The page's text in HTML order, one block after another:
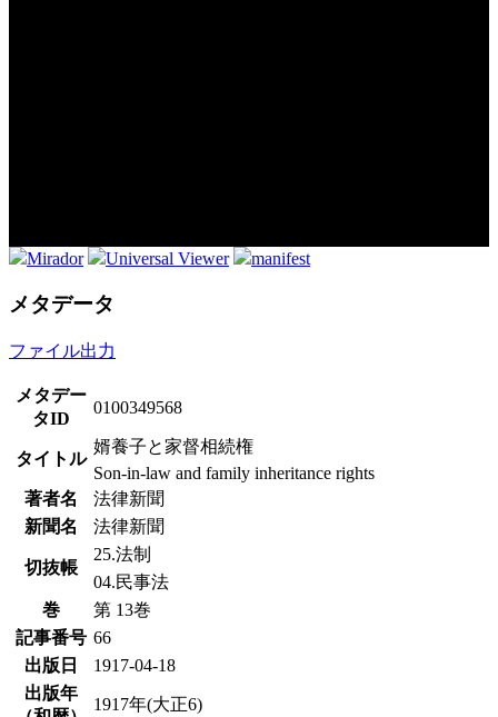
Mirador Universal Viewer manifest
メタデータ
ファイル出力
メタデー
タID
0100349568
タイトル
婿養子と家督相続権
Son-in-law and family inheritance rights
著者名
法律新聞
新聞名
法律新聞
切抜帳
25.法制
04.民事法
巻
第 13巻
記事番号 66
出版日
1917-04-18
出版年
1917年(大正6)